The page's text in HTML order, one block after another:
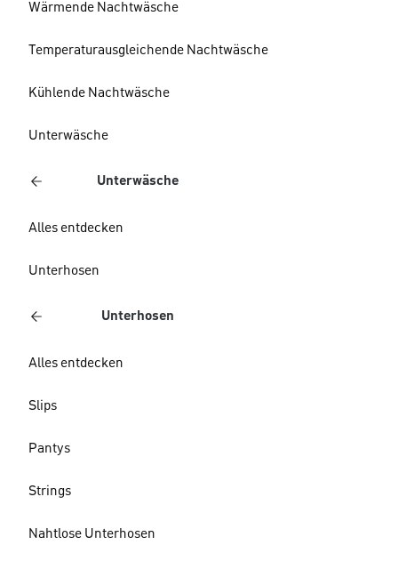
Wärmende Nachtwäsche
Temperaturausgleichende Nachtwäsche
Kühlende Nachtwäsche
Unterwäsche
Unterwäsche
Alles entdecken
Unterhosen
Unterhosen
Alles entdecken
Slips
Pantys
Strings
Nahtlose Unterhosen